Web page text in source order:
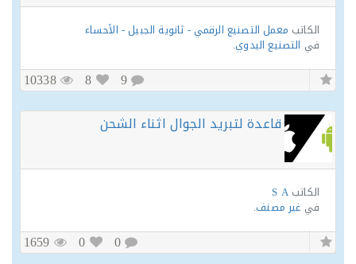
معمل التصنيع الرقمي - ثانوية الجبيل - الأحساء
التصنيع اليدوي.
8
10338
قاعدة لتبريد الجوال اثناء الشحن
S A
غير مصنف.
0
1659